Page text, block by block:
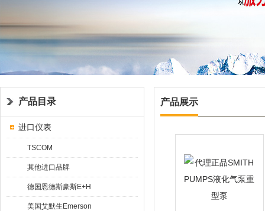
产品目录
进口仪表
TSCOM
其他进口品牌
德国恩德斯豪斯E+H
美国艾默生Emerson
产品展示